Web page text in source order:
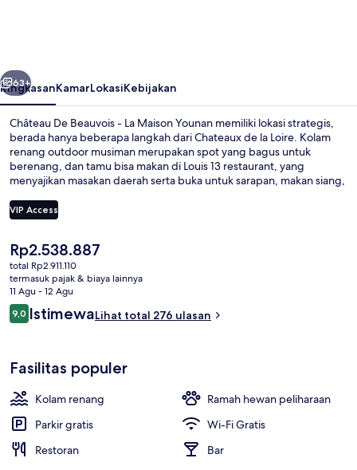
Maison
Younan
Berikutnya
63+
RingkasanKamarLokasiKebijakan
Château De Beauvois - La Maison Younan memiliki lokasi strategis,
berada hanya beberapa langkah dari Chateaux de la Loire. Kolam
renang outdoor musiman merupakan spot yang bagus untuk
berenang, dan tamu bisa makan di Louis 13 restaurant, yang
menyajikan masakan daerah serta buka untuk sarapan, makan siang,
tenis outdoor, dan teras adalah daya tarik lain di hotel butik ini. Para
traveler terkesan dengan staf.
VIP Access
Harga
saat
ini
Rp2.538.887
Rp2.538.887
total Rp2.911.110
termasuk pajak & biaya lainnya
11 Agu - 12 Agu
Ulasan
9,09,0 dari 10
IstimewaLihat total 276 ulasan
Fasilitas populer
Kolam renang
Ramah hewan peliharaan
Parkir gratis
Wi-Fi Gratis
Restoran
Bar